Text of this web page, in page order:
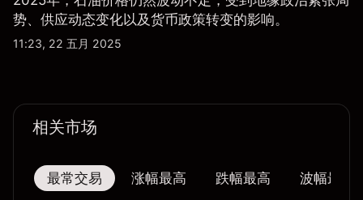
势、供应动态变化以及货币政策转变的影响。
11:23, 22 五月 2025
相关市场
最常交易 涨幅最高 跌幅最高 波幅最大